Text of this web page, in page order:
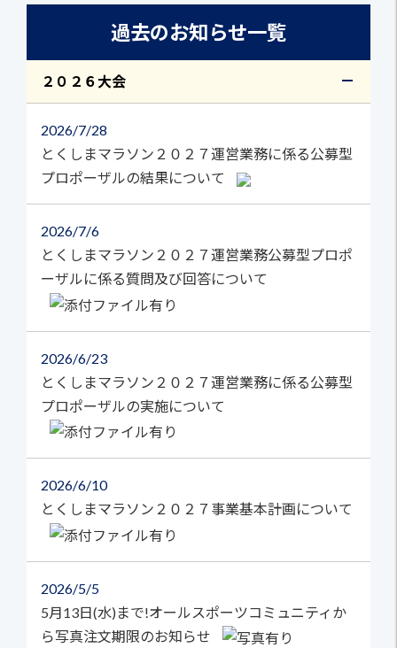
過去のお知らせ一覧
２０２６大会
2026 7/28
とくしまマラソン２０２７運営業務に係る公募型
プロポーザルの結果について
2026 7/6
とくしまマラソン２０２７運営業務公募型プロポ
ーザルに係る質問及び回答について
2026 6/23
とくしまマラソン２０２７運営業務に係る公募型
プロポーザルの実施について
2026 6/10
とくしまマラソン２０２７事業基本計画について
2026 5/5
5月13日(水)まで!オールスポーツコミュニティか
ら写真注文期限のお知らせ